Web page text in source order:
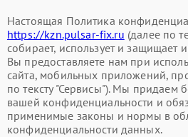
Настоящая Политика
https://kzn.pulsar-fix.ru (далее по
собирает, использует и
Вы предоставляете нам при
сайта, мобильных приложений,
по тексту "Сервисы"). Мы придаем
вашей конфиденциальности и
применимые законы и нормы в
конфиденциальности данных.